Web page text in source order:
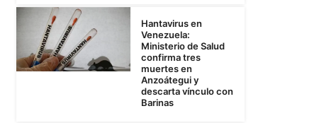
Hantavirus en
Venezuela:
Ministerio de Salud
confirma tres
muertes en
Anzoátegui y
descarta vínculo con
Barinas